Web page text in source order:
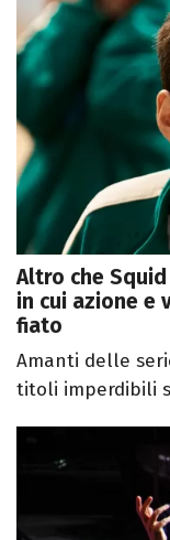
Altro che Squid
in cui azione e
fiato
Amanti delle
titoli imperdibili